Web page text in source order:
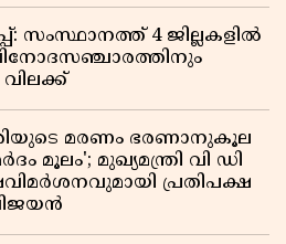
സംസ്ഥാനത്ത് 4 ജില്ലകളിൽ
മരണം ഭരണാനുകൂല
മൂലം'; മുഖ്യമന്ത്രി വി ഡി
പ്രതിപക്ഷ